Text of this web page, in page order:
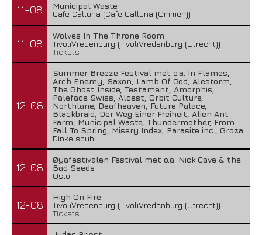
11-08
Municipal Waste
Cafe Calluna (Cafe Calluna (Ommen))
11-08
Wolves In The Throne Room
TivoliVredenburg (TivoliVredenburg (Utrecht))
Tickets
12-08
Summer Breeze Festival met o.a. In Flames,
Arch Enemy, Saxon, Lamb Of God, Alestorm,
The Ghost Inside, Testament, Amorphis,
Paleface Swiss, Alcest, Orbit Culture,
Northlane, Deafheaven, Future Palace,
Blackbraid, Der Weg Einer Freiheit, Alien Ant
Farm, Municipal Waste, Thundermother, From
Fall To Spring, Misery Index, Parasite inc., Groza
Dinkelsbühl
12-08
Øyafestivalen Festival met o.a. Nick Cave & the
Bad Seeds
Oslo
12-08
High On Fire
TivoliVredenburg (TivoliVredenburg (Utrecht))
Tickets